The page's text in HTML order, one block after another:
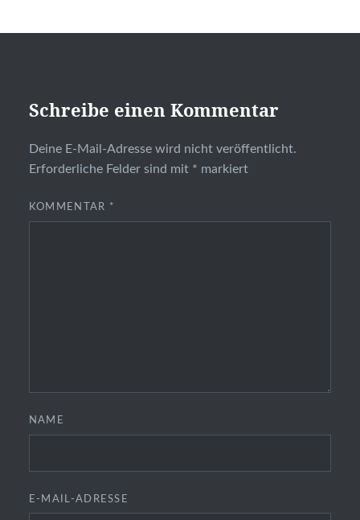
Schreibe einen Kommentar
Deine E-Mail-Adresse wird nicht veröffentlicht.
Erforderliche Felder sind mit * markiert
KOMMENTAR *
NAME
E-MAIL-ADRESSE